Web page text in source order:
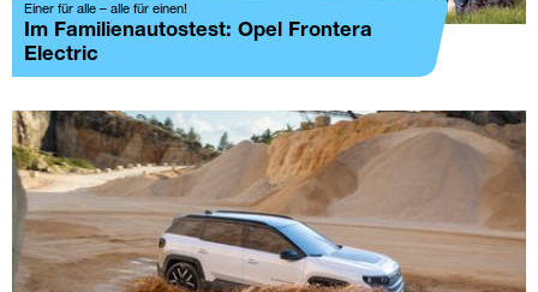
Einer für alle – alle für einen!
Im Familienautostest: Opel Frontera
Electric